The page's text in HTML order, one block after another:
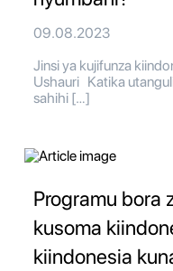
09.08.2023
Jinsi ya kujifunza
Ushauri Katika
sahihi […]
Programu bora
kusoma
kiindonesia